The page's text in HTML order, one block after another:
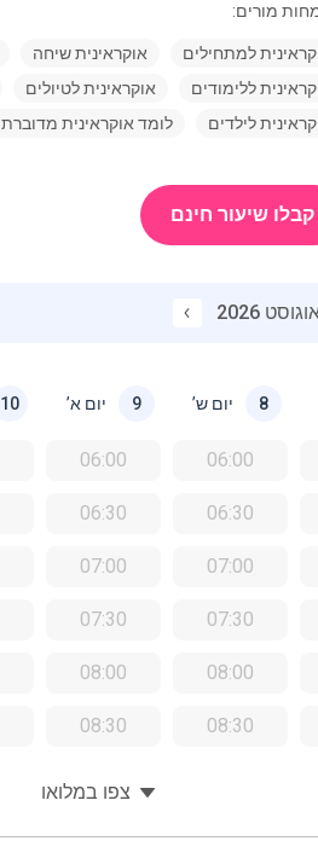
מורים:
למתחילים אוקראינית שיחה
ללימודים
אוקראינית לטיולים
לילדים
לומד אוקראינית מדוברת
קבלו שיעור חינם
8 יום ש’
06:00
06:30
07:00
07:30
08:00
08:30
9 יום א’
06:00
06:30
07:00
07:30
08:00
08:30
10
צפו במלואו